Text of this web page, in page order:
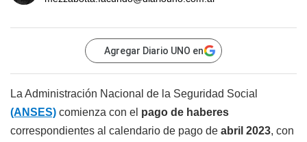
Agregar Diario UNO en
La Administración Nacional de la Seguridad Social
(ANSES) comienza con el pago de haberes
correspondientes al calendario de pago de abril 2023, con